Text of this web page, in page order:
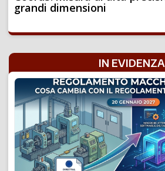
grandi dimensioni
IN EVIDENZA